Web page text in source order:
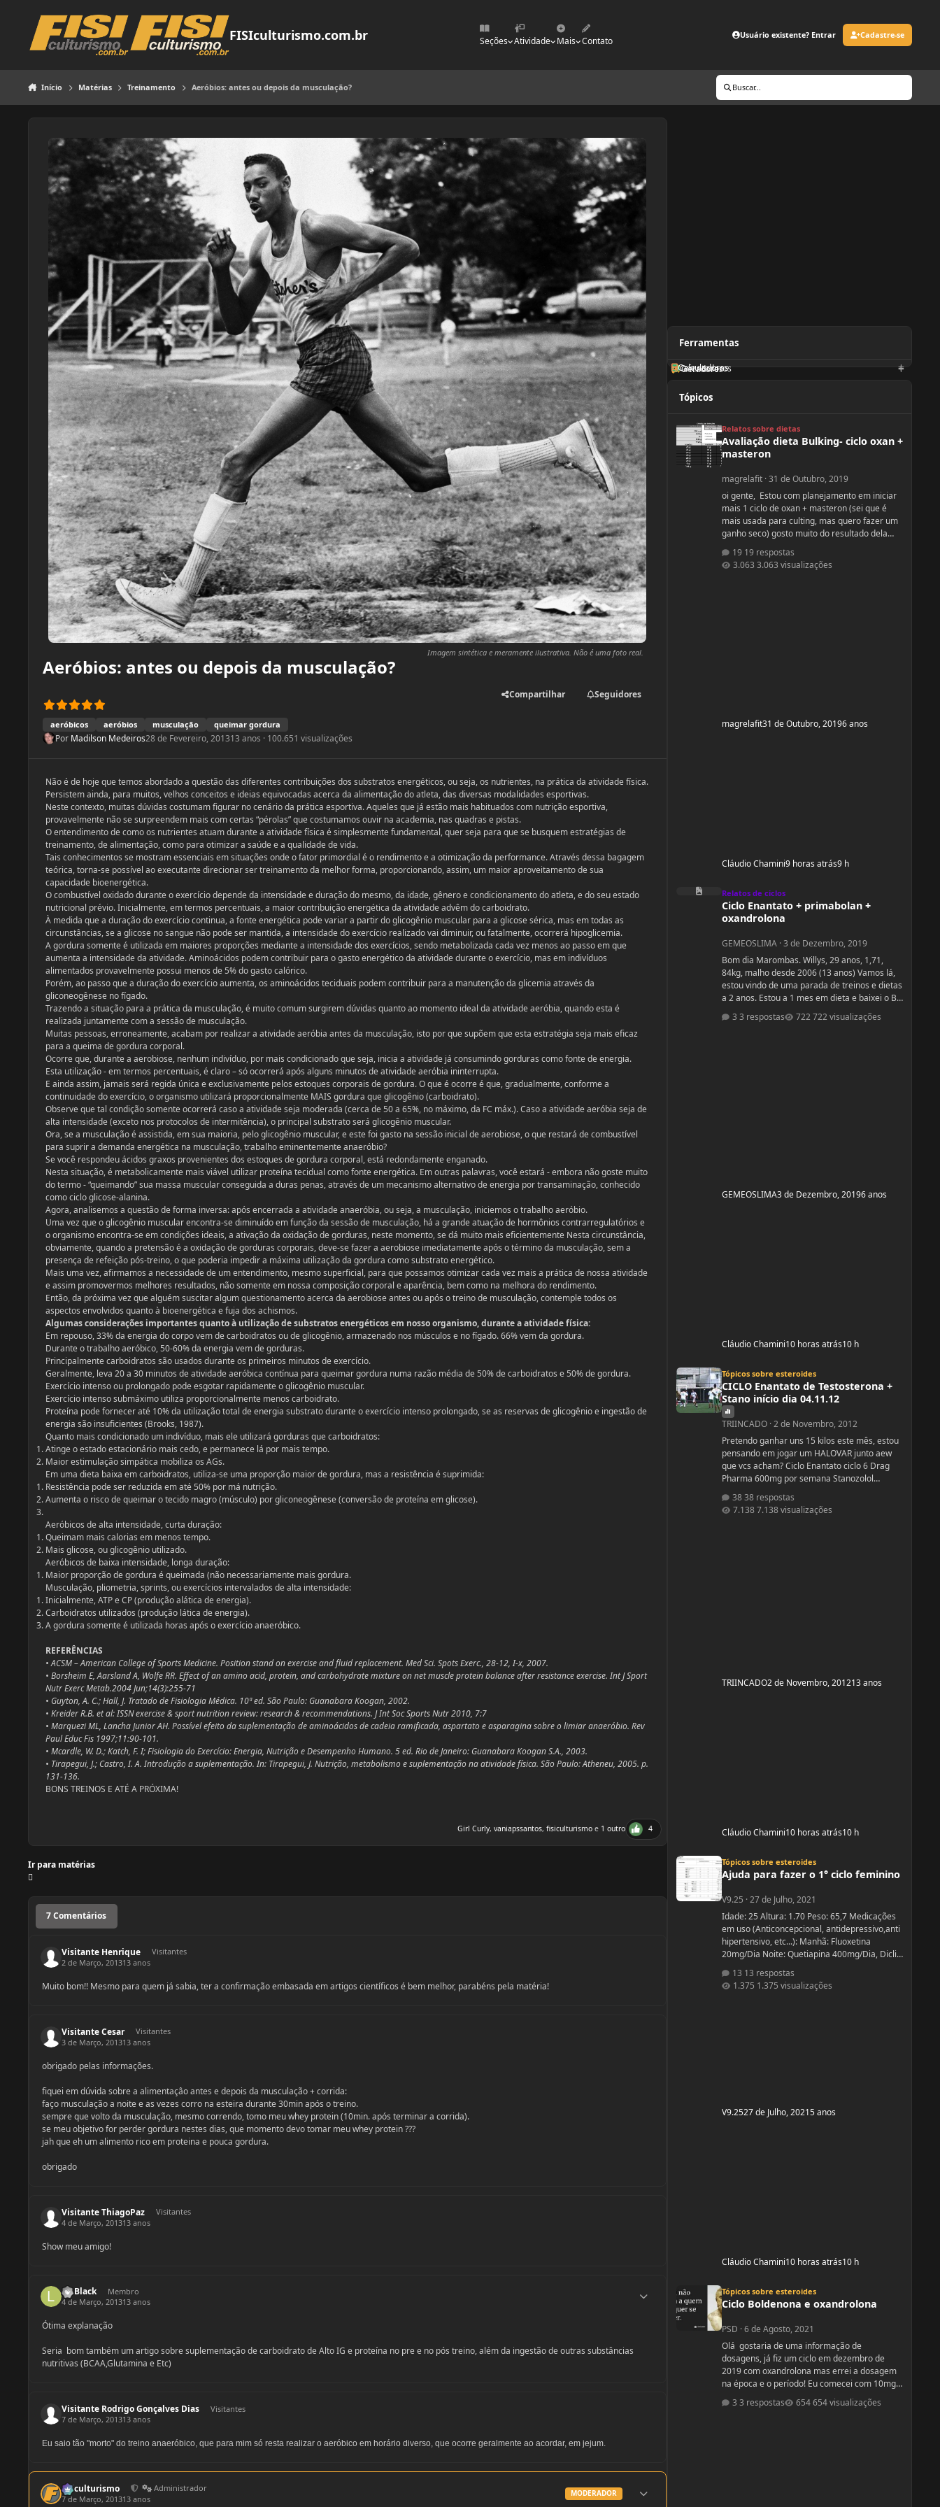
FISIculturismo.com.br Seções Atividade Mais Contato
Usuário existente? Entrar Cadastre-se
Início Matérias Treinamento Aeróbios: antes ou depois da musculação? Buscar...
Imagem sintética e meramente ilustrativa. Não é uma foto real.
Aeróbios: antes ou depois da musculação?
aeróbicos aeróbios musculação queimar gordura
Compartilhar Seguidores
Por Madilson Medeiros28 de Fevereiro, 201313 anos · 100.651 visualizações
Não é de hoje que temos abordado a questão das diferentes contribuições dos substratos energéticos, ou seja, os nutrientes, na prática da atividade física.
Persistem ainda, para muitos, velhos conceitos e ideias equivocadas acerca da alimentação do atleta, das diversas modalidades esportivas.
Neste contexto, muitas dúvidas costumam figurar no cenário da prática esportiva. Aqueles que já estão mais habituados com nutrição esportiva,
provavelmente não se surpreendem mais com certas “pérolas” que costumamos ouvir na academia, nas quadras e pistas.
O entendimento de como os nutrientes atuam durante a atividade física é simplesmente fundamental, quer seja para que se busquem estratégias de
treinamento, de alimentação, como para otimizar a saúde e a qualidade de vida.
Tais conhecimentos se mostram essenciais em situações onde o fator primordial é o rendimento e a otimização da performance. Através dessa bagagem
teórica, torna-se possível ao executante direcionar ser treinamento da melhor forma, proporcionando, assim, um maior aproveitamento de sua
capacidade bioenergética.
O combustível oxidado durante o exercício depende da intensidade e duração do mesmo, da idade, gênero e condicionamento do atleta, e do seu estado
nutricional prévio. Inicialmente, em termos percentuais, a maior contribuição energética da atividade advêm do carboidrato.
À medida que a duração do exercício continua, a fonte energética pode variar a partir do glicogênio muscular para a glicose sérica, mas em todas as
circunstâncias, se a glicose no sangue não pode ser mantida, a intensidade do exercício realizado vai diminuir, ou fatalmente, ocorrerá hipoglicemia.
A gordura somente é utilizada em maiores proporções mediante a intensidade dos exercícios, sendo metabolizada cada vez menos ao passo em que
aumenta a intensidade da atividade. Aminoácidos podem contribuir para o gasto energético da atividade durante o exercício, mas em indivíduos
alimentados provavelmente possui menos de 5% do gasto calórico.
Porém, ao passo que a duração do exercício aumenta, os aminoácidos teciduais podem contribuir para a manutenção da glicemia através da
gliconeogênese no fígado.
Trazendo a situação para a prática da musculação, é muito comum surgirem dúvidas quanto ao momento ideal da atividade aeróbia, quando esta é
realizada juntamente com a sessão de musculação.
Muitas pessoas, erroneamente, acabam por realizar a atividade aeróbia antes da musculação, isto por que supõem que esta estratégia seja mais eficaz
para a queima de gordura corporal.
Ocorre que, durante a aerobiose, nenhum indivíduo, por mais condicionado que seja, inicia a atividade já consumindo gorduras como fonte de energia.
Esta utilização - em termos percentuais, é claro – só ocorrerá após alguns minutos de atividade aeróbia ininterrupta.
E ainda assim, jamais será regida única e exclusivamente pelos estoques corporais de gordura. O que é ocorre é que, gradualmente, conforme a
continuidade do exercício, o organismo utilizará proporcionalmente MAIS gordura que glicogênio (carboidrato).
Observe que tal condição somente ocorrerá caso a atividade seja moderada (cerca de 50 a 65%, no máximo, da FC máx.). Caso a atividade aeróbia seja de
alta intensidade (exceto nos protocolos de intermitência), o principal substrato será glicogênio muscular.
Ora, se a musculação é assistida, em sua maioria, pelo glicogênio muscular, e este foi gasto na sessão inicial de aerobiose, o que restará de combustível
para suprir a demanda energética na musculação, trabalho eminentemente anaeróbio?
Se você respondeu ácidos graxos provenientes dos estoques de gordura corporal, está redondamente enganado.
Nesta situação, é metabolicamente mais viável utilizar proteína tecidual como fonte energética. Em outras palavras, você estará - embora não goste muito
do termo - “queimando” sua massa muscular conseguida a duras penas, através de um mecanismo alternativo de energia por transaminação, conhecido
como ciclo glicose-alanina.
Agora, analisemos a questão de forma inversa: após encerrada a atividade anaeróbia, ou seja, a musculação, iniciemos o trabalho aeróbio.
Uma vez que o glicogênio muscular encontra-se diminuído em função da sessão de musculação, há a grande atuação de hormônios contrarregulatórios e
o organismo encontra-se em condições ideais, a ativação da oxidação de gorduras, neste momento, se dá muito mais eficientemente Nesta circunstância,
obviamente, quando a pretensão é a oxidação de gorduras corporais, deve-se fazer a aerobiose imediatamente após o término da musculação, sem a
presença de refeição pós-treino, o que poderia impedir a máxima utilização da gordura como substrato energético.
Mais uma vez, afirmamos a necessidade de um entendimento, mesmo superficial, para que possamos otimizar cada vez mais a prática de nossa atividade
e assim promovermos melhores resultados, não somente em nossa composição corporal e aparência, bem como na melhora do rendimento.
Então, da próxima vez que alguém suscitar algum questionamento acerca da aerobiose antes ou após o treino de musculação, contemple todos os
aspectos envolvidos quanto à bioenergética e fuja dos achismos.
Algumas considerações importantes quanto à utilização de substratos energéticos em nosso organismo, durante a atividade física:
Em repouso, 33% da energia do corpo vem de carboidratos ou de glicogênio, armazenado nos músculos e no fígado. 66% vem da gordura.
Durante o trabalho aeróbico, 50-60% da energia vem de gorduras.
Principalmente carboidratos são usados durante os primeiros minutos de exercício.
Geralmente, leva 20 a 30 minutos de atividade aeróbica contínua para queimar gordura numa razão média de 50% de carboidratos e 50% de gordura.
Exercício intenso ou prolongado pode esgotar rapidamente o glicogênio muscular.
Exercício intenso submáximo utiliza proporcionalmente menos carboidrato.
Proteína pode fornecer até 10% da utilização total de energia substrato durante o exercício intenso prolongado, se as reservas de glicogênio e ingestão de
energia são insuficientes (Brooks, 1987).
Quanto mais condicionado um indivíduo, mais ele utilizará gorduras que carboidratos:
Atinge o estado estacionário mais cedo, e permanece lá por mais tempo.
Maior estimulação simpática mobiliza os AGs.
Em uma dieta baixa em carboidratos, utiliza-se uma proporção maior de gordura, mas a resistência é suprimida:
Resistência pode ser reduzida em até 50% por má nutrição.
Aumenta o risco de queimar o tecido magro (músculo) por gliconeogênese (conversão de proteína em glicose).
Aeróbicos de alta intensidade, curta duração:
Queimam mais calorias em menos tempo.
Mais glicose, ou glicogênio utilizado.
Aeróbicos de baixa intensidade, longa duração:
Maior proporção de gordura é queimada (não necessariamente mais gordura.
Musculação, pliometria, sprints, ou exercícios intervalados de alta intensidade:
Inicialmente, ATP e CP (produção alática de energia).
Carboidratos utilizados (produção lática de energia).
A gordura somente é utilizada horas após o exercício anaeróbico.
REFERÊNCIAS
• ACSM – American College of Sports Medicine. Position stand on exercise and fluid replacement. Med Sci. Spots Exerc., 28-12, I-x, 2007.
• Borsheim E, Aarsland A, Wolfe RR. Effect of an amino acid, protein, and carbohydrate mixture on net muscle protein balance after resistance exercise. Int J Sport
Nutr Exerc Metab.2004 Jun;14(3):255-71
• Guyton, A. C.; Hall, J. Tratado de Fisiologia Médica. 10ª ed. São Paulo: Guanabara Koogan, 2002.
• Kreider R.B. et al: ISSN exercise & sport nutrition review: research & recommendations. J Int Soc Sports Nutr 2010, 7:7
• Marquezi ML, Lancha Junior AH. Possível efeito da suplementação de aminoácidos de cadeia ramificada, aspartato e asparagina sobre o limiar anaeróbio. Rev
Paul Educ Fis 1997;11:90-101.
• Mcardle, W. D.; Katch, F. I; Fisiologia do Exercício: Energia, Nutrição e Desempenho Humano. 5 ed. Rio de Janeiro: Guanabara Koogan S.A., 2003.
• Tirapegui, J.; Castro, I. A. Introdução a suplementação. In: Tirapegui, J. Nutrição, metabolismo e suplementação na atividade física. São Paulo: Atheneu, 2005. p.
131-136.
BONS TREINOS E ATÉ A PRÓXIMA!
Girl Curly, vaniapssantos, fisiculturismoe 1 outro 4
Ir para matérias
7 Comentários
Visitante Henrique
Visitantes
2 de Março, 201313 anos
Muito bom!! Mesmo para quem já sabia, ter a confirmação embasada em artigos científicos é bem melhor, parabéns pela matéria!
Visitante Cesar
Visitantes
3 de Março, 201313 anos
obrigado pelas informações.
fiquei em dúvida sobre a alimentaçâo antes e depois da musculação + corrida:
faço musculação a noite e as vezes corro na esteira durante 30min após o treino.
sempre que volto da musculação, mesmo correndo, tomo meu whey protein (10min. após terminar a corrida).
se meu objetivo for perder gordura nestes dias, que momento devo tomar meu whey protein ???
jah que eh um alimento rico em proteina e pouca gordura.
obrigado
Visitante ThiagoPaz
Visitantes
4 de Março, 201313 anos
Show meu amigo!
Ld Black
Membro
4 de Março, 201313 anos
Estatísticas do autor
Ótima explanação
Seria bom também um artigo sobre suplementação de carboidrato de Alto IG e proteína no pre e no pós treino, além da ingestão de outras substâncias
nutritivas (BCAA,Glutamina e Etc)
Visitante Rodrigo Gonçalves Dias
Visitantes
7 de Março, 201313 anos
Eu saio tão "morto" do treino anaeróbico, que para mim só resta realizar o aeróbico em horário diverso, que ocorre geralmente ao acordar, em jejum.
fisiculturismo
Administrador
7 de Março, 201313 anos
MODERADOR
Ferramentas
Geradores
Orientadores
Calculadoras
Tópicos
Relatos sobre dietas
Avaliação dieta Bulking- ciclo oxan +
masteron
magrelafit·31 de Outubro, 2019
oi gente, Estou com planejamento em iniciar
mais 1 ciclo de oxan + masteron (sei que é
mais usada para culting, mas quero fazer um
ganho seco) gosto muito do resultado dela
2 ciclos de oxandrolona 1 em 2016(6
semanas) e outro 2017.(6 semanas) , mas o
19 respostas
3.063 visualizações
magrelafit31 de Outubro, 20196 anos
Cláudio Chamini9 horas atrás9 h
Ciclo Enantato + primabolan + oxandrolona
Relatos de ciclos
Ciclo Enantato + primabolan +
oxandrolona
GEMEOSLIMA·3 de Dezembro, 2019
Bom dia Marombas. Willys, 29 anos, 1,71,
84kg, malho desde 2006 (13 anos) Vamos lá,
estou vindo de uma parada de treinos e dietas
a 2 anos. Estou a 1 mes em dieta e baixei o BF
ano que vem se tudo ocorrer bem até abril.
3 respostas 722 visualizações
GEMEOSLIMA3 de Dezembro, 20196 anos
Cláudio Chamini10 horas atrás10 h
Tópicos sobre esteroides
CICLO Enantato de Testosterona +
Stano início dia 04.11.12
TRIINCADO·2 de Novembro, 2012
Pretendo ganhar uns 15 kilos este mês, estou
pensando em jogar um HALOVAR junto aew
que vcs acham? Ciclo Enantato ciclo 6 Drag
Pharma 600mg por semana Stanozolol
38 respostas
7.138 visualizações
TRIINCADO2 de Novembro, 201213 anos
Cláudio Chamini10 horas atrás10 h
Tópicos sobre esteroides
Ajuda para fazer o 1° ciclo feminino
V9.25 ·27 de Julho, 2021
Idade: 25 Altura: 1.70 Peso: 65,7 Medicações
em uso (Anticoncepcional, antidepressivo,anti
hipertensivo, etc...): Manhã: Fluoxetina
20mg/Dia Noite: Quetiapina 400mg/Dia, Diclin
Cabergolina 0,5mg Problemas de Saúde e
história de cirurgias: Frequentemente tenho
13 respostas
1.375 visualizações
V9.2527 de Julho, 20215 anos
Cláudio Chamini10 horas atrás10 h
Tópicos sobre esteroides
Ciclo Boldenona e oxandrolona
PSD ·6 de Agosto, 2021
Olá gostaria de uma informação de
dosagens, já fiz um ciclo em dezembro de
2019 com oxandrolona mas errei a dosagem
na época e o período! Eu comecei com 10mg e
fui aumentando e acabei tomando
60mg porque entendi errado foram 4
3 respostas 654 visualizações